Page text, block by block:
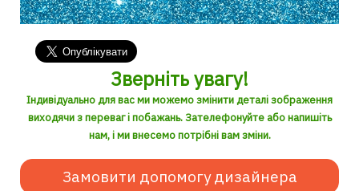
Зверніть увагу!
Індивідуально для вас ми можемо змінити деталі зображення
виходячи з переваг і побажань. Зателефонуйте або напишіть
нам, і ми внесемо потрібні вам зміни.
Замовити допомогу дизайнера